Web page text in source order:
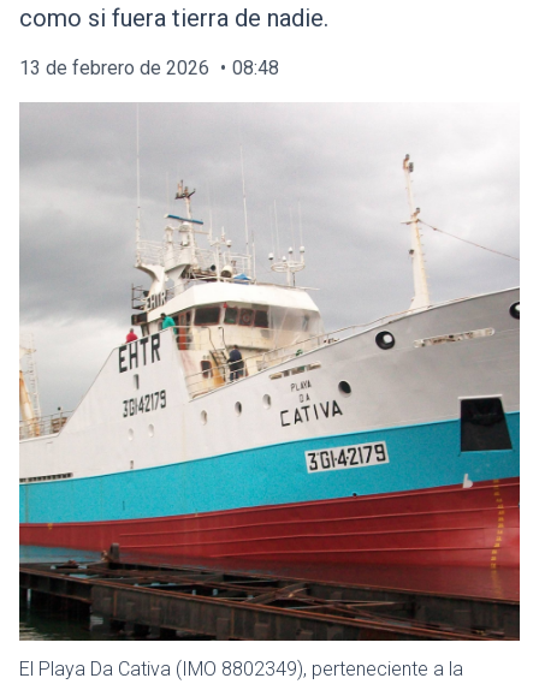
como si fuera tierra de nadie.
13 de febrero de 2026 08:48
El Playa Da Cativa (IMO 8802349), perteneciente a la